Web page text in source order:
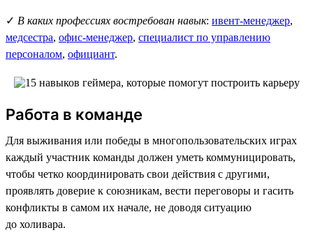
✓ В каких профессиях востребован навык: ивент-менеджер,
медсестра, офис-менеджер, специалист по управлению
персоналом, официант.
Работа в команде
Для выживания или победы в многопользовательских играх
каждый участник команды должен уметь коммуницировать,
чтобы четко координировать свои действия с другими,
проявлять доверие к союзникам, вести переговоры и гасить
конфликты в самом их начале, не доводя ситуацию
до холивара.